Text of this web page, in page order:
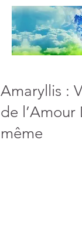
Amaryllis :
de l’Amour
même